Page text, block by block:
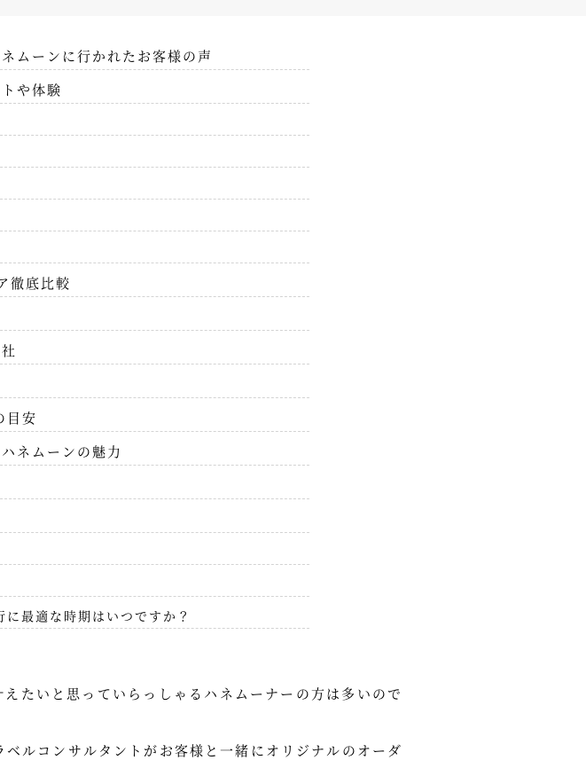
ムーンに行かれたお客様の声
や体験
徹底比較
目安
ネムーンの魅力
最適な時期はいつですか？
たいと思っていらっしゃるハネムーナーの方は多いので
ルコンサルタントがお客様と一緒にオリジナルのオーダ